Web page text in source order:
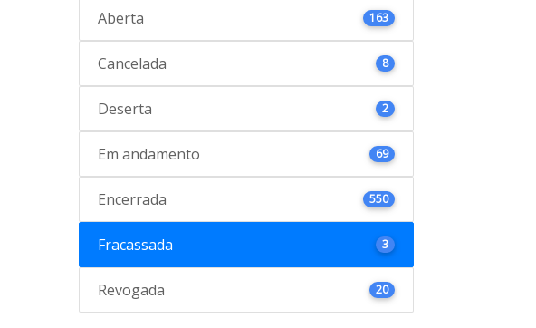
Aberta 163
Cancelada 8
Deserta 2
Em andamento 69
Encerrada 550
Fracassada 3
Revogada 20